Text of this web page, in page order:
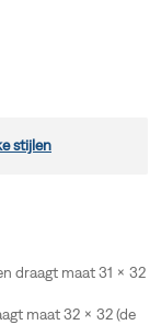
stijlen
draagt maat 31 x 32
maat 32 x 32 (de